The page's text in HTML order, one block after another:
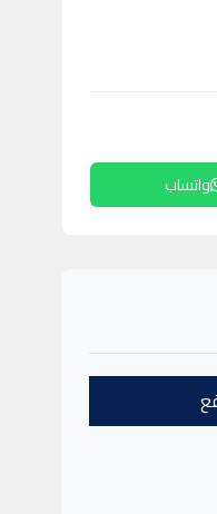
واتساب